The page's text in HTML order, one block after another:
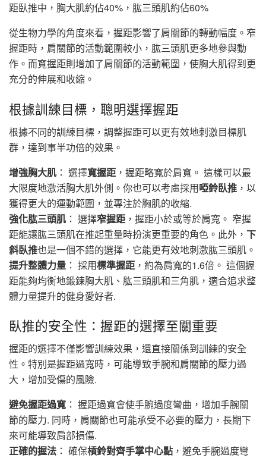
距臥推中，胸大肌約佔40%，肱三頭肌約佔60%
從生物力學的角度來看，握距影響了肩關節的轉動幅度。窄
握距時，肩關節的活動範圍較小，肱三頭肌更多地參與動
作。而寬握距則增加了肩關節的活動範圍，使胸大肌得到更
充分的伸展和收縮。
根據訓練目標，聰明選擇握距
根據不同的訓練目標，調整握距可以更有效地刺激目標肌
群，達到事半功倍的效果。
增強胸大肌 ： 選擇寬握距 ，握距略寬於肩寬。 這樣可以最
大限度地激活胸大肌外側。你也可以考慮採用啞鈴臥推 ，以
獲得更大的運動範圍，並專注於胸肌的收縮.
強化肱三頭肌 ： 選擇窄握距 ，握距小於或等於肩寬。 窄握
距能讓肱三頭肌在推起重量時扮演更重要的角色。此外， 下
斜臥推也是一個不錯的選擇，它能更有效地刺激肱三頭肌。
提升整體力量 ： 採用標準握距 ，約為肩寬的1.6倍。 這個握
距能夠均衡地鍛鍊胸大肌、肱三頭肌和三角肌，適合追求整
體力量提升的健身愛好者.
臥推的安全性：握距的選擇至關重要
握距的選擇不僅影響訓練效果，還直接關係到訓練的安全
性。特別是握距過寬時，可能導致手腕和肩關節的壓力過
大，增加受傷的風險.
避免握距過寬 ： 握距過寬會使手腕過度彎曲，增加手腕關
節的壓力. 同時，肩關節也可能承受不必要的壓力，長期下
來可能導致肩部損傷.
正確的握法 ： 確保槓鈴對齊手掌中心點 ，避免手腕過度彎